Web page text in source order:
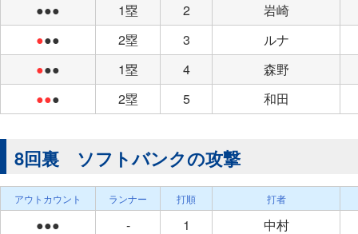
●●●
1塁 2
岩崎
●●● 2塁 3
ルナ
●●● 1塁 4
森野
●●● 2塁 5 和田
8回裏 ソフトバンクの攻撃
アウトカウント ランナー 打順 打者
●●● - 1
中村